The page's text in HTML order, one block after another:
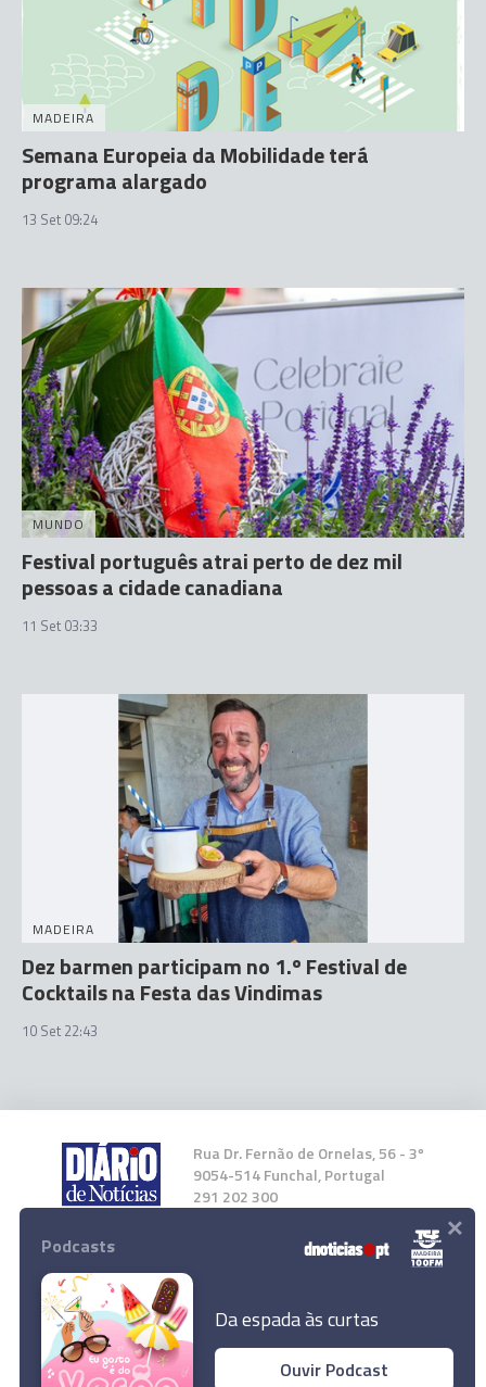
MADEIRA
Semana Europeia da Mobilidade terá
programa alargado
13 Set 09:24
MUNDO
Festival português atrai perto de dez mil
pessoas a cidade canadiana
11 Set 03:33
MADEIRA
Dez barmen participam no 1.º Festival de
Cocktails na Festa das Vindimas
10 Set 22:43
Rua Dr. Fernão de Ornelas, 56 - 3º
9054-514 Funchal, Portugal
291 202 300
Instale a nossa App
Podcasts
Da espada às curtas
Ouvir Podcast
×